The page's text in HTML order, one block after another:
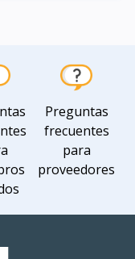
Preguntas
frecuentes
para
proveedores